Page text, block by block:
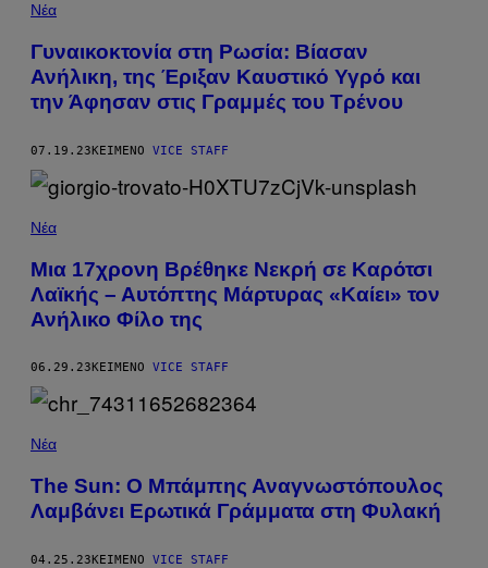
Νέα
Γυναικοκτονία στη Ρωσία: Βίασαν
Ανήλικη, της Έριξαν Καυστικό Υγρό και
την Άφησαν στις Γραμμές του Τρένου
07.19.23ΚΕΊΜΕΝΟ VICE STAFF
Νέα
Μια 17χρονη Βρέθηκε Νεκρή σε Καρότσι
Λαϊκής – Αυτόπτης Μάρτυρας «Καίει» τον
Ανήλικο Φίλο της
06.29.23 ΚΕΊΜΕΝΟ VICE STAFF
Νέα
The Sun: Ο Μπάμπης Αναγνωστόπουλος
Λαμβάνει Ερωτικά Γράμματα στη Φυλακή
04.25.23ΚΕΊΜΕΝΟ VICE STAFF